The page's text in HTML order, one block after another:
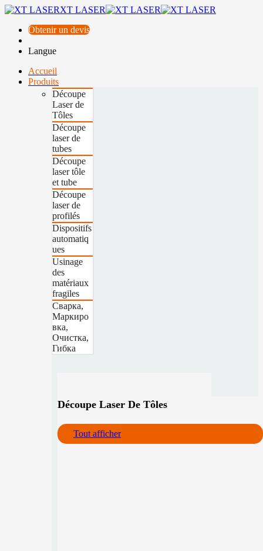
XT LASER
Obtenir un devis
Langue
Accueil
Produits
Découpe
Laser de
Tôles
Découpe
laser de
tubes
Découpe
laser tôle
et tube
Découpe
laser de
profilés
Dispositifs
automatiq
ues
Usinage
des
matériaux
fragiles
Сварка,
Маркиро
вка,
Очистка,
Гибка
Découpe Laser De Tôles
Tout afficher